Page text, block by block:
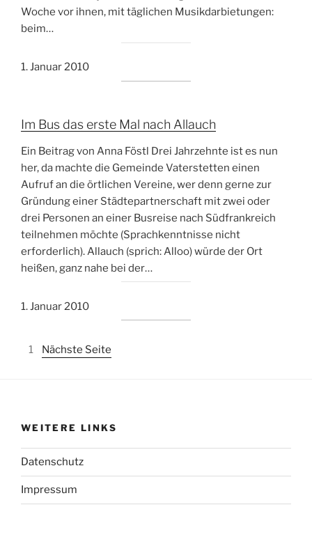
Woche vor ihnen, mit täglichen Musikdarbietungen:
beim…
1. Januar 2010
Im Bus das erste Mal nach Allauch
Ein Beitrag von Anna Föstl Drei Jahrzehnte ist es nun
her, da machte die Gemeinde Vaterstetten einen
Aufruf an die örtlichen Vereine, wer denn gerne zur
Gründung einer Städtepartnerschaft mit zwei oder
drei Personen an einer Busreise nach Südfrankreich
teilnehmen möchte (Sprachkenntnisse nicht
erforderlich). Allauch (sprich: Alloo) würde der Ort
heißen, ganz nahe bei der…
1. Januar 2010
1 Nächste Seite
WEITERE LINKS
Datenschutz
Impressum